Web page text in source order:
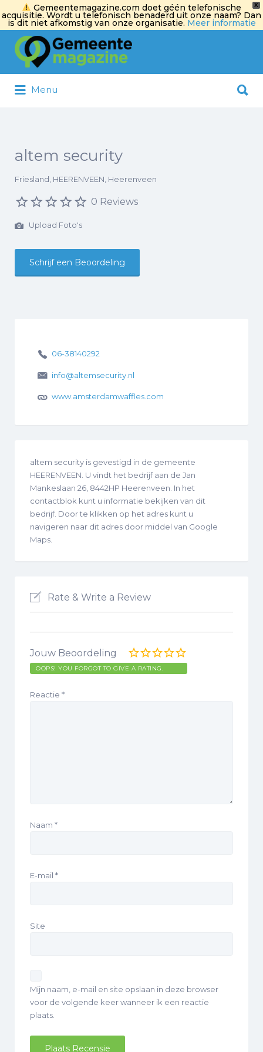
X
Gemeentemagazine.com doet géén telefonische
acquisitie. Wordt u telefonisch benaderd uit onze naam? Dan
is dit niet afkomstig van onze organisatie. Meer informatie
Zoek
naar:
Menu
naar:
altem security
Friesland, HEERENVEEN, Heerenveen
0 Reviews
Upload Foto's
Schrijf een Beoordeling
06-38140292
info@altemsecurity.nl
www.amsterdamwaffles.com
altem security is gevestigd in de gemeente
HEERENVEEN. U vindt het bedrijf aan de Jan
Mankeslaan 26, 8442HP Heerenveen. In het
contactblok kunt u informatie bekijken van dit
bedrijf. Door te klikken op het adres kunt u
navigeren naar dit adres door middel van Google
Maps.
Rate & Write a Review
Jouw Beoordeling
OOPS! YOU FORGOT TO GIVE A RATING.
Reactie *
Naam *
E-mail *
Site
Mijn naam, e-mail en site opslaan in deze browser
voor de volgende keer wanneer ik een reactie
plaats.